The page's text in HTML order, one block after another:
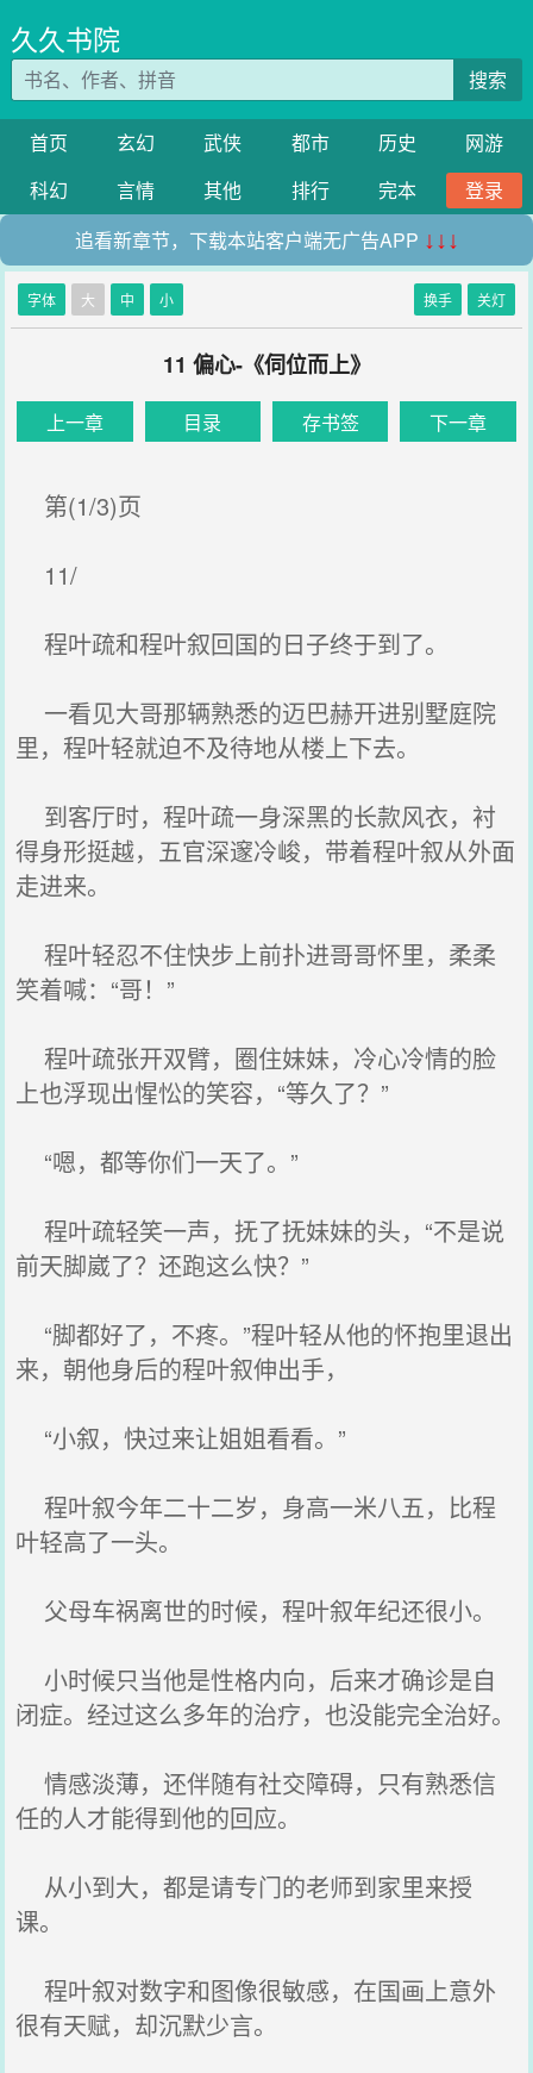
久久书院
搜索
首页 玄幻 武侠 都市 历史
网游
科幻
言情 其他 排行 完本
登录
追看新章节，下载本站客户端无广告APP ↓↓↓
字体 大 中 小 换手 关灯
11 偏心-《伺位而上》
上一章 目录 存书签 下一章
第(1/3)页
11/
程叶疏和程叶叙回国的日子终于到了。
一看见大哥那辆熟悉的迈巴赫开进别墅庭院
里，程叶轻就迫不及待地从楼上下去。
到客厅时，程叶疏一身深黑的长款风衣，衬
得身形挺越，五官深邃冷峻，带着程叶叙从外面
走进来。
程叶轻忍不住快步上前扑进哥哥怀里，柔柔
笑着喊：“哥！”
程叶疏张开双臂，圈住妹妹，冷心冷情的脸
上也浮现出惺忪的笑容，“等久了？”
“嗯，都等你们一天了。”
程叶疏轻笑一声，抚了抚妹妹的头，“不是说
前天脚崴了？还跑这么快？”
“脚都好了，不疼。”程叶轻从他的怀抱里退出
来，朝他身后的程叶叙伸出手，
“小叙，快过来让姐姐看看。”
程叶叙今年二十二岁，身高一米八五，比程
叶轻高了一头。
父母车祸离世的时候，程叶叙年纪还很小。
小时候只当他是性格内向，后来才确诊是自
闭症。经过这么多年的治疗，也没能完全治好。
情感淡薄，还伴随有社交障碍，只有熟悉信
任的人才能得到他的回应。
从小到大，都是请专门的老师到家里来授
课。
程叶叙对数字和图像很敏感，在国画上意外
很有天赋，却沉默少言。